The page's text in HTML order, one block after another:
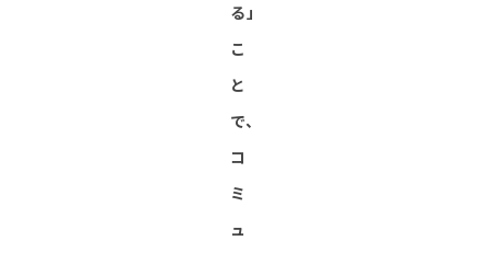
る」
こ
と
で、
コ
ミ
ュ